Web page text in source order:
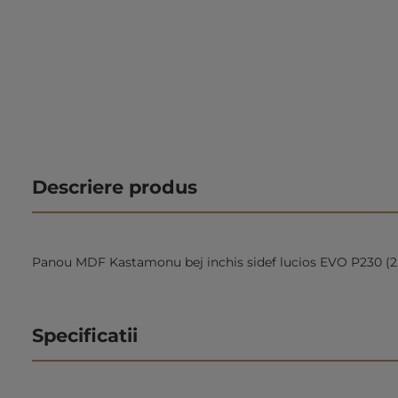
Descriere produs
Panou MDF Kastamonu bej inchis sidef lucios EVO P230
Specificatii